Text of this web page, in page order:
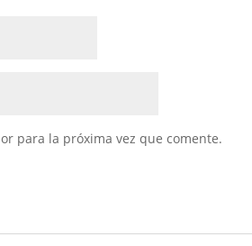
para la próxima vez que comente.